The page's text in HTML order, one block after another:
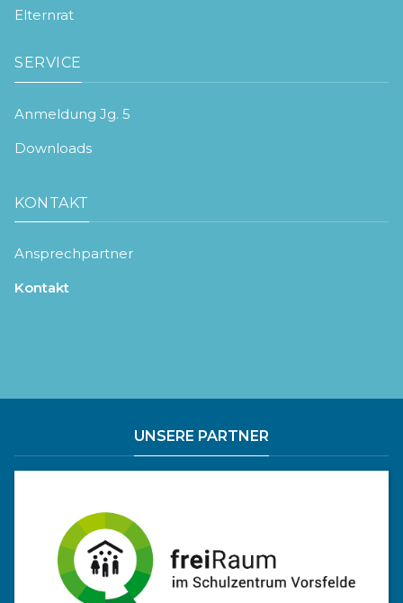
Elternrat
SERVICE
Anmeldung Jg. 5
Downloads
KONTAKT
Ansprechpartner
Kontakt
UNSERE PARTNER